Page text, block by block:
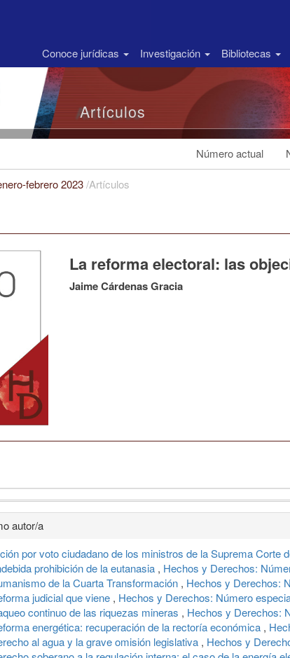
Conoce jurídicas Investigación Bibliotecas
Artículos
Número actual
febrero 2023/Artículos
La reforma electoral: las
Jaime Cárdenas Gracia
autor/a
por voto ciudadano de los ministros de la Suprema Corte
prohibición de la eutanasia , Hechos y Derechos:
de la Cuarta Transformación , Hechos y Derechos:
judicial que viene , Hechos y Derechos: Número
continuo de las riquezas mineras , Hechos y Derechos:
energética: recuperación de la rectoría económica ,
al agua y la grave omisión legislativa , Hechos y